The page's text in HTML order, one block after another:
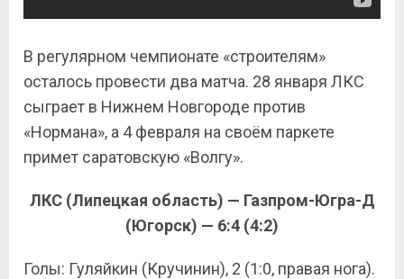
В регулярном чемпионате «строителям»
осталось провести два матча. 28 января ЛКС
сыграет в Нижнем Новгороде против
«Нормана», а 4 февраля на своём паркете
примет саратовскую «Волгу».
ЛКС (Липецкая область) — Газпром-Югра-Д
(Югорск) — 6:4 (4:2)
Голы: Гуляйкин (Кручинин), 2 (1:0, правая нога).